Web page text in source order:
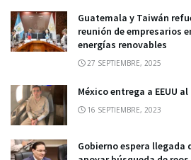
Guatemala y Taiwán
reunión de empresarios
energías renovables
27 SEPTIEMBRE, 2025
México entrega a EEUU
16 SEPTIEMBRE, 2023
Gobierno espera llegada